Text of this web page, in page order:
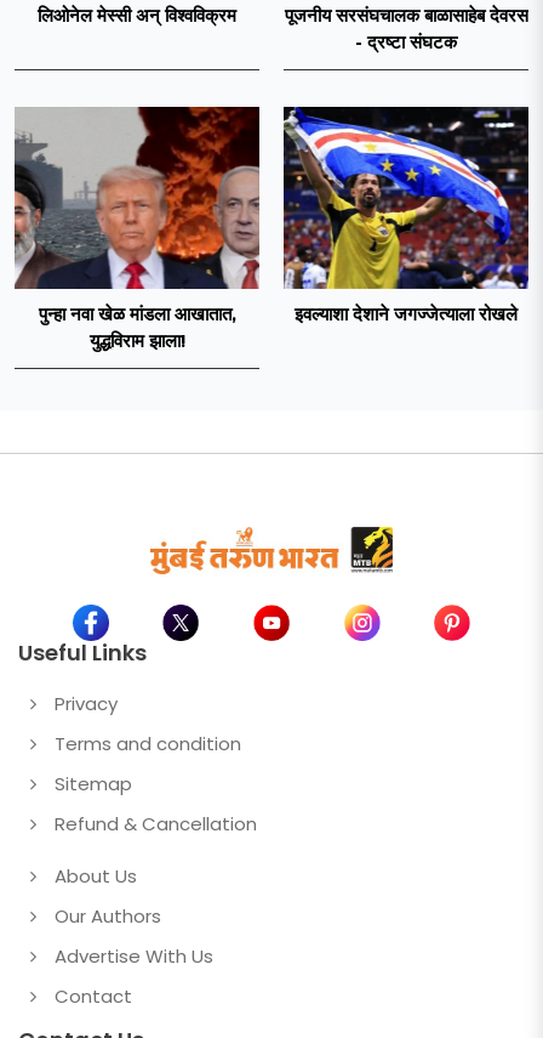
लिओनेल मेस्सी अन् विश्वविक्रम
पूजनीय सरसंघचालक बाळासाहेब देवरस
- द्रष्टा संघटक
पुन्हा नवा खेळ मांडला आखातात,
युद्धविराम झाला!
इवल्याशा देशाने जगज्जेत्याला रोखले
Useful Links
Privacy
Terms and condition
Sitemap
Refund & Cancellation
About Us
Our Authors
Advertise With Us
Contact